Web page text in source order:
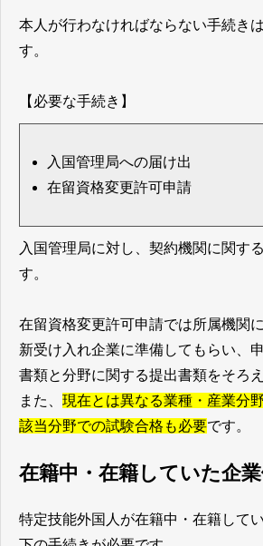
本人が行わなければならない手続き
す。
【必要な手続き】
入国管理局への届け出
在留資格変更許可申請
入国管理局に対し、契約機関に関す
す。
在留資格変更許可申請では所属機関
新受け入れ企業に準備してもらい、
書類と分野に関する提出書類をそろ
また、 現在とは異なる業種・産業分
該当分野での試験合格も必要です。
在籍中・在籍していた企業
特定技能外国人が在籍中・在籍して